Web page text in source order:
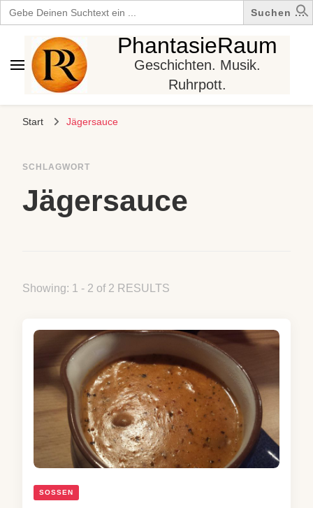
Search
for:
PhantasieRaum
Geschichten. Musik.
Ruhrpott.
Start Jägersauce
SCHLAGWORT
Jägersauce
Showing: 1 - 2 of 2 RESULTS
SOSSEN